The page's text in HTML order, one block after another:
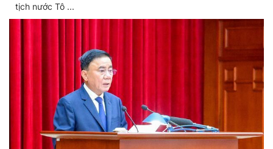
tịch nước Tô ...